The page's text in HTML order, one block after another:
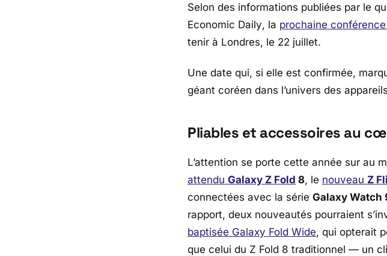
Selon des informations publiées par le
Economic Daily, la prochaine conférence
tenir à Londres, le 22 juillet.
Une date qui, si elle est confirmée,
géant coréen dans l’univers des
Pliables et accessoires au
L’attention se porte cette année sur au
attendu Galaxy Z Fold 8, le nouveau Z
connectées avec la série Galaxy Watch
rapport, deux nouveautés pourraient
baptisée Galaxy Fold Wide, qui opterait
que celui du Z Fold 8 traditionnel — un